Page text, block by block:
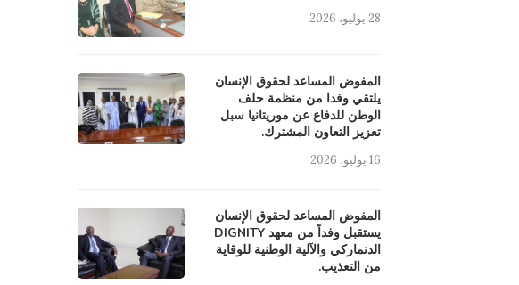
28 يوليو، 2026
المفوض المساعد لحقوق الإنسان
يلتقي وفدا من منظمة حلف
الوطن للدفاع عن موريتانيا سبل
تعزيز التعاون المشترك.
16 يوليو، 2026
المفوض المساعد لحقوق الإنسان
يستقبل وفداً من معهد DIGNITY
الدنماركي والآلية الوطنية للوقاية
من التعذيب.